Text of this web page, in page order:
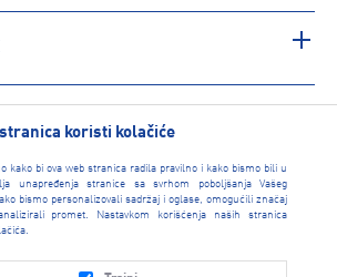
stranica koristi kolačiće
kako bi ova web stranica radila pravilno i kako bismo bili u
unapređenja stranice sa svrhom poboljšanja Vašeg
bismo personalizovali sadržaj i oglase, omogućili značaj
promet. Nastavkom korišćenja naših stranica